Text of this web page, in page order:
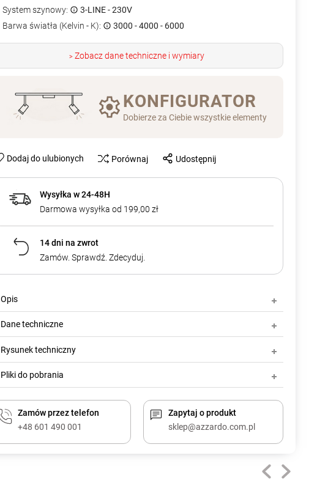
System szynowy:
3-LINE - 230V
Barwa światła (Kelvin - K):
3000 - 4000 - 6000
> Zobacz dane techniczne i wymiary
KONFIGURATOR
Dobierze za Ciebie wszystkie elementy
Dodaj do ulubionych Porównaj Udostępnij
Wysyłka w 24-48H
Darmowa wysyłka od 199,00 zł
14 dni na zwrot
Zamów. Sprawdź. Zdecyduj.
Opis
Dane techniczne
Rysunek techniczny
Pliki do pobrania
Zamów przez telefon
+48 601 490 001
Zapytaj o produkt
sklep@azzardo.com.pl